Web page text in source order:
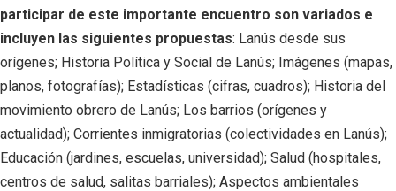
participar de este importante encuentro son variados e
incluyen las siguientes propuestas: Lanús desde sus
orígenes; Historia Política y Social de Lanús; Imágenes (mapas,
planos, fotografías); Estadísticas (cifras, cuadros); Historia del
movimiento obrero de Lanús; Los barrios (orígenes y
actualidad); Corrientes inmigratorias (colectividades en Lanús);
Educación (jardines, escuelas, universidad); Salud (hospitales,
centros de salud, salitas barriales); Aspectos ambientales